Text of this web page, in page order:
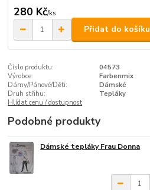
280 Kč/ks
Přidat do košíku
Číslo produktu:
04573
Výrobce:
Farbenmix
Dámy/Pánové/Děti:
Dámské
Druh střihu:
Tepláky
Hlídat cenu / dostupnost
Podobné produkty
Dámské tepláky Frau Donna